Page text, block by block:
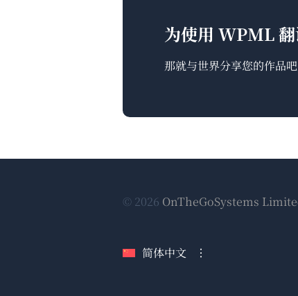
为使用 WPML 翻
那就与世界分享您的作品吧
© 2026 OnTheGoSystems
简体中文